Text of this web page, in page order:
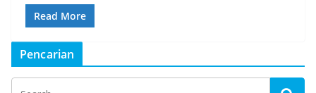
Read More
Pencarian